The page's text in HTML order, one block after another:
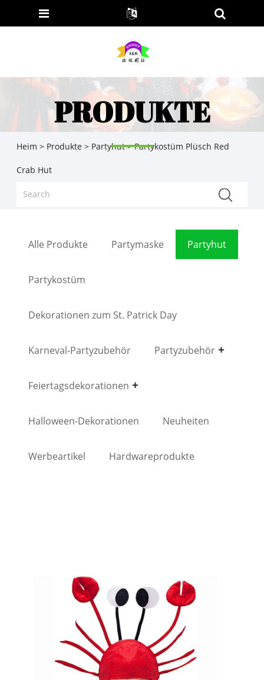
PRODUKTE
Heim > Produkte> Partyhut> Partykostüm Plüsch Red
Crab Hut
Alle Produkte Partymaske Partyhut
Partykostüm
Dekorationen zum St. Patrick Day
Karneval-Partyzubehör Partyzubehör
Feiertagsdekorationen
Halloween-Dekorationen Neuheiten
Werbeartikel Hardwareprodukte